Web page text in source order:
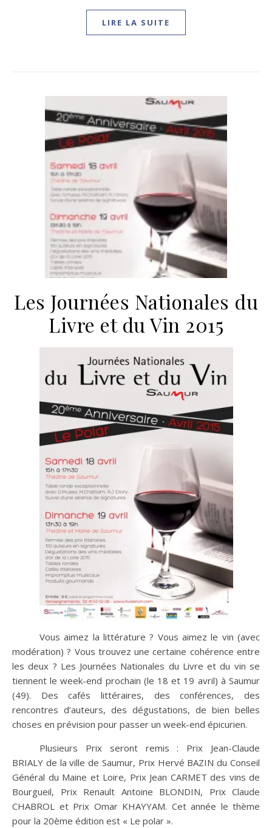
LIRE LA SUITE
Les Journées Nationales du
Livre et du Vin 2015
Vous aimez la littérature ? Vous aimez le vin (avec
modération) ? Vous trouvez une certaine cohérence entre
les deux ? Les Journées Nationales du Livre et du vin se
tiennent le week-end prochain (le 18 et 19 avril) à Saumur
(49). Des cafés littéraires, des conférences, des
rencontres d’auteurs, des dégustations, de bien belles
choses en prévision pour passer un week-end épicurien.
Plusieurs Prix seront remis : Prix Jean-Claude
BRIALY de la ville de Saumur, Prix Hervé BAZIN du Conseil
Général du Maine et Loire, Prix Jean CARMET des vins de
Bourgueil, Prix Renault Antoine BLONDIN, Prix Claude
CHABROL et Prix Omar KHAYYAM. Cet année le thème
pour la 20ème édition est « Le polar ».